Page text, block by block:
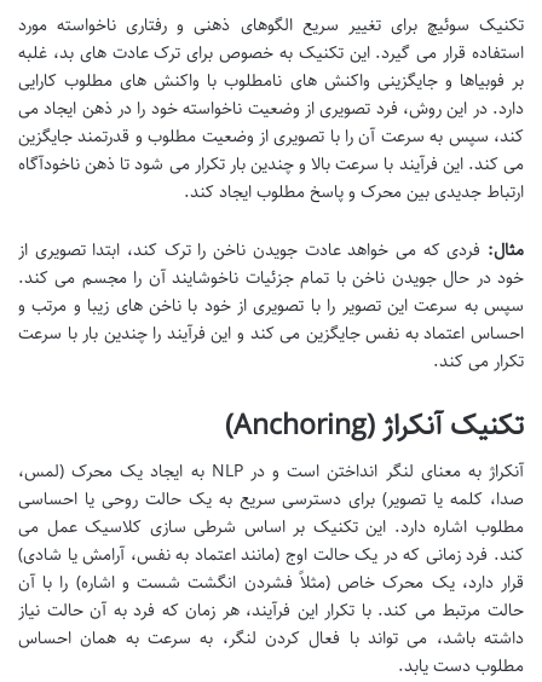
تکنیک سوئیچ برای تغییر سریع الگوهای ذهنی و رفتاری ناخواسته مورد
استفاده قرار می گیرد. این تکنیک به خصوص برای ترک عادت های بد، غلبه
بر فوبیاها و جایگزینی واکنش های نامطلوب با واکنش های مطلوب کارایی
دارد. در این روش، فرد تصویری از وضعیت ناخواسته خود را در ذهن ایجاد می
کند، سپس به سرعت آن را با تصویری از وضعیت مطلوب و قدرتمند جایگزین
می کند. این فرآیند با سرعت بالا و چندین بار تکرار می شود تا ذهن ناخودآگاه
ارتباط جدیدی بین محرک و پاسخ مطلوب ایجاد کند.
مثال: فردی که می خواهد عادت جویدن ناخن را ترک کند، ابتدا تصویری از
خود در حال جویدن ناخن با تمام جزئیات ناخوشایند آن را مجسم می کند.
سپس به سرعت این تصویر را با تصویری از خود با ناخن های زیبا و مرتب و
احساس اعتماد به نفس جایگزین می کند و این فرآیند را چندین بار با سرعت
تکرار می کند.
تکنیک آنکراژ (Anchoring)
آنکراژ به معنای لنگر انداختن است و در NLP به ایجاد یک محرک (لمس،
صدا، کلمه یا تصویر) برای دسترسی سریع به یک حالت روحی یا احساسی
مطلوب اشاره دارد. این تکنیک بر اساس شرطی سازی کلاسیک عمل می
کند. فرد زمانی که در یک حالت اوج (مانند اعتماد به نفس، آرامش یا شادی)
قرار دارد، یک محرک خاص (مثلاً فشردن انگشت شست و اشاره) را با آن
حالت مرتبط می کند. با تکرار این فرآیند، هر زمان که فرد به آن حالت نیاز
داشته باشد، می تواند با فعال کردن لنگر، به سرعت به همان احساس
مطلوب دست یابد.